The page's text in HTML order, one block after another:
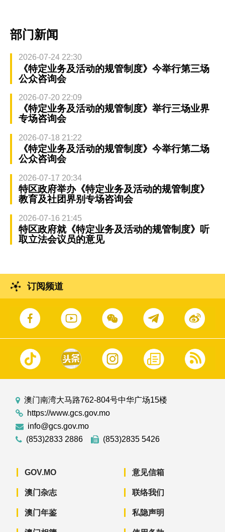
部门新闻
2026-07-24 22:30
《特定业务及活动的规管制度》今举行第三场
公众咨询会
2026-07-20 22:09
《特定业务及活动的规管制度》举行三场业界
专场咨询会
2026-07-18 21:22
《特定业务及活动的规管制度》今举行第二场
公众咨询会
2026-07-17 20:34
特区政府举办《特定业务及活动的规管制度》
教育及社团界别专场咨询会
2026-07-16 21:45
特区政府就《特定业务及活动的规管制度》听
取立法会议员的意见
订阅频道
澳门南湾大马路762-804号中华广场15楼
https://www.gcs.gov.mo
info@gcs.gov.mo
(853)2833 2886
(853)2835 5426
GOV.MO
澳门杂志
澳门年鉴
意见信箱
联络我们
私隐声明